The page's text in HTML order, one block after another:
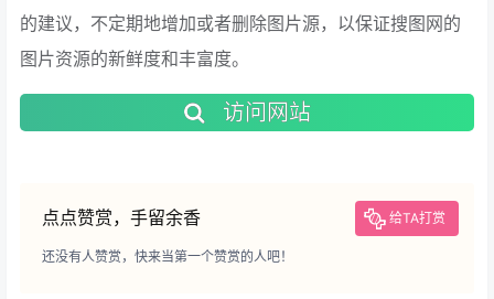
的建议，不定期地增加或者删除图片源，以保证搜图网的
图片资源的新鲜度和丰富度。
访问网站
点点赞赏，手留余香 给TA打赏
还没有人赞赏，快来当第一个赞赏的人吧！